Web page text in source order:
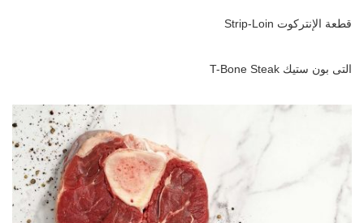
قطعة الإنتركوت Strip-Loin
التى بون ستيك T-Bone Steak